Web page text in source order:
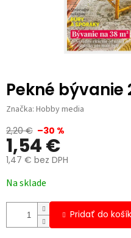
Pekné bývanie
Značka: Hobby media
2,20 € –30 %
1,54 €
1,47 € bez DPH
cena:
Na sklade
Pridať do